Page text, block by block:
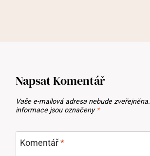
Napsat Komentář
Vaše e-mailová adresa nebude zveřejněna.
informace jsou označeny *
Komentář*